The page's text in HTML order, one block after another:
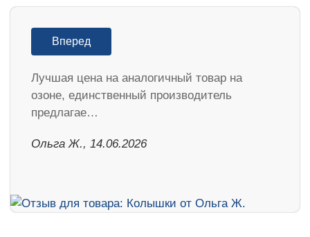
Вперед
Лучшая цена на аналогичный товар на
озоне, единственный производитель
предлагае…
Ольга Ж., 14.06.2026